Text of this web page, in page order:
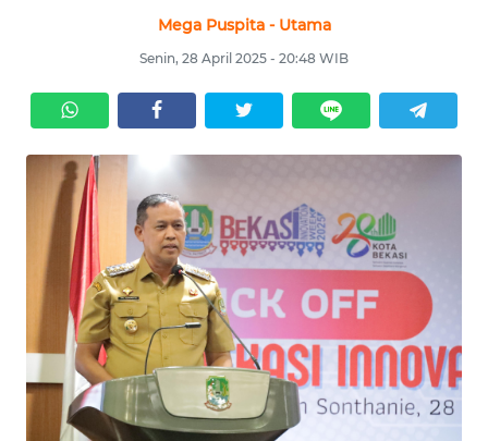
Mega Puspita - Utama
Senin, 28 April 2025 - 20:48 WIB
OPINI
Informasi
INDEKS
BERITA
KONTAK
INFO
IKLAN